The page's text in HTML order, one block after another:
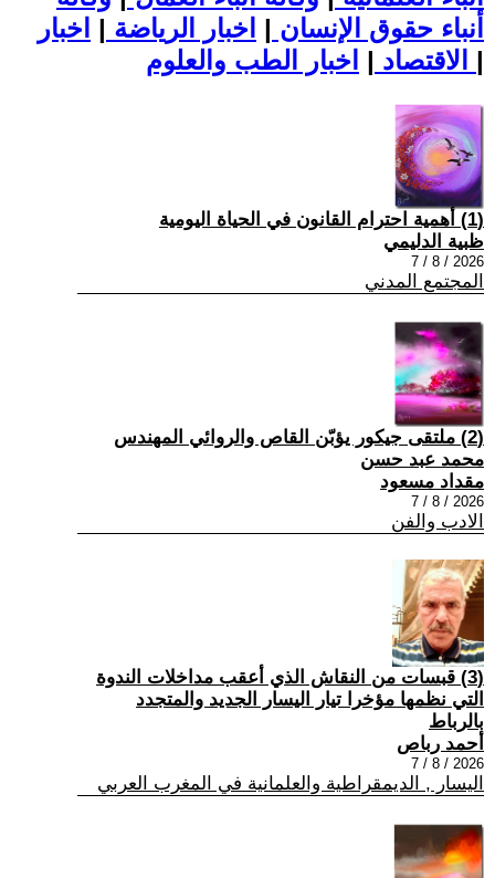
أنباء حقوق الإنسان | اخبار الرياضة | اخبار
الاقتصاد | |
(1) أهمية احترام القانون في الحياة اليومية
ظبية الدليمي
2026 / 8 / 7
المجتمع المدني
(2) ملتقى جيكور يؤبّن القاص والروائي المهندس
محمد عبد حسن
مقداد مسعود
2026 / 8 / 7
الادب والفن
(3) قبسات من النقاش الذي أعقب مداخلات الندوة
التي نظمها مؤخرا تيار اليسار الجديد والمتجدد
بالرباط
أحمد رباص
2026 / 8 / 7
اليسار , الديمقراطية والعلمانية في المغرب العربي